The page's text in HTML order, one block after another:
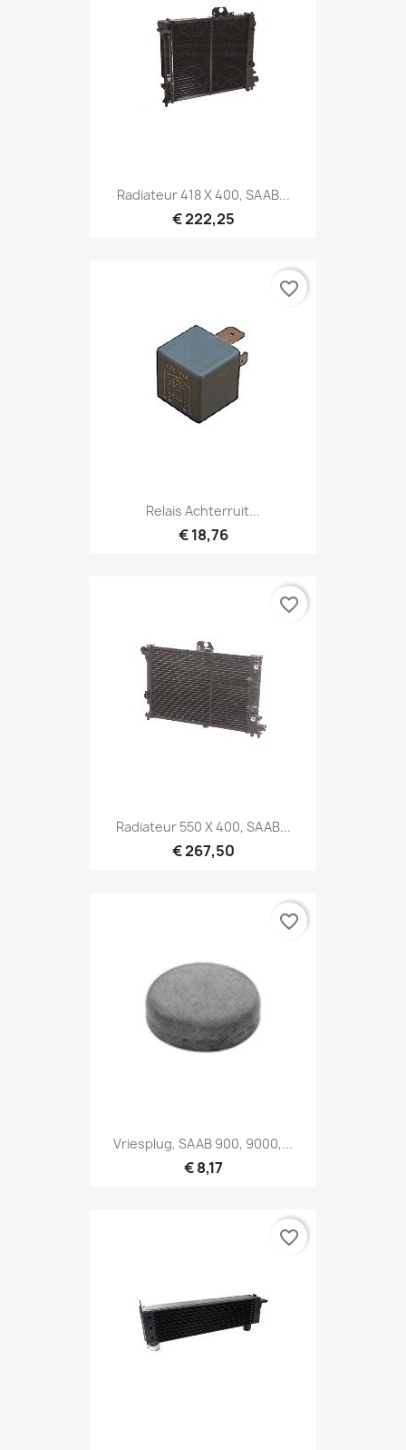
Radiateur 418 X 400, SAAB...
€ 222,25
Relais Achterruit...
€ 18,76
favorite_border
Radiateur 550 X 400, SAAB...
€ 267,50
favorite_border
Vriesplug, SAAB 900, 9000,...
€ 8,17
favorite_border
favorite_border